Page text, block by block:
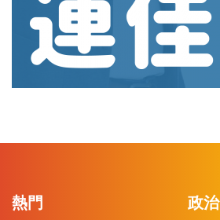
熱門 政治